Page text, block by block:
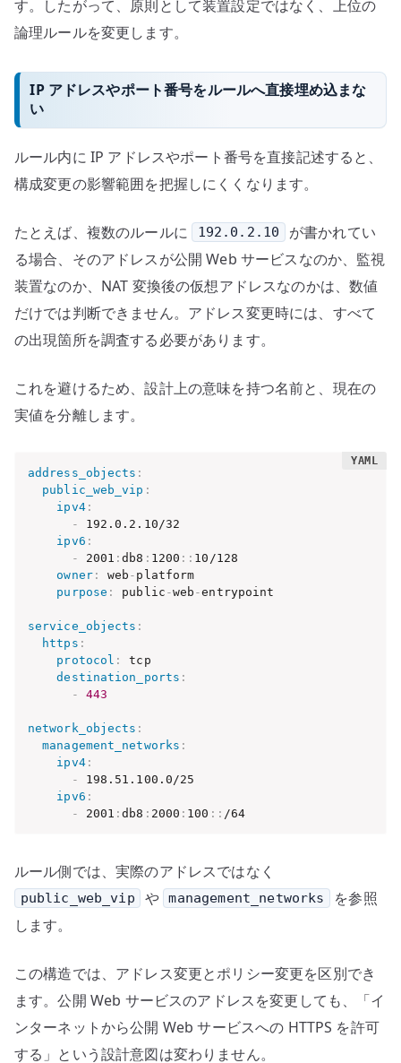
す。したがって、原則として装置設定ではなく、上位の
論理ルールを変更します。
IP アドレスやポート番号をルールへ直接埋め込まな
い
ルール内に IP アドレスやポート番号を直接記述すると、
構成変更の影響範囲を把握しにくくなります。
たとえば、複数のルールに 192.0.2.10
が書かれてい
る場合、そのアドレスが公開 Web サービスなのか、監視
装置なのか、NAT 変換後の仮想アドレスなのかは、数値
だけでは判断できません。アドレス変更時には、すべて
の出現箇所を調査する必要があります。
これを避けるため、設計上の意味を持つ名前と、現在の
実値を分離します。
address_objects :
public_web_vip :
ipv4:
-
192.0.2.10/32
ipv6 :
-
2001 :db8 : 1200 : : 10/128
owner: web - platform
purpose : public -web -entrypoint
service_objects :
https :
protocol :
tcp
destination_ports :
-
443
network_objects :
management_networks :
ipv4:
-
198.51.100.0/25
ipv6 :
-
2001 :db8 : 2000 : 100 : : /64
ルール側では、実際のアドレスではなく
public_web_vip や management_networks
を参照
します。
この構造では、アドレス変更とポリシー変更を区別でき
ます。公開 Web サービスのアドレスを変更しても、「イ
ンターネットから公開 Web サービスへの HTTPS を許可
する」という設計意図は変わりません。